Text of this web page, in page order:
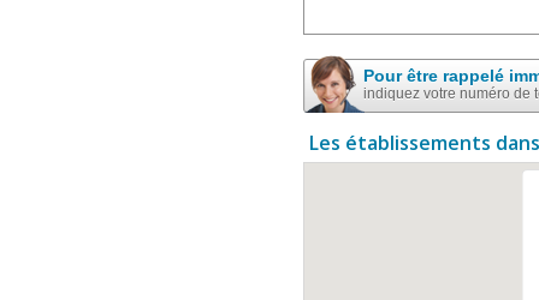
Pour être rappelé
indiquez votre numéro de
Les établissements